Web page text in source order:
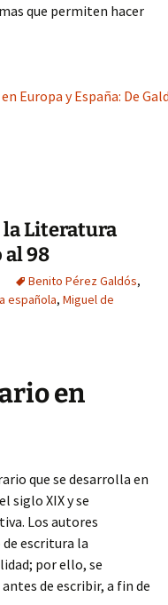
que permiten hacer
Europa y España: De
la Literatura
al 98
Benito Pérez Galdós,
española, Miguel de
en
que se desarrolla en
siglo XIX y se
Los autores
escritura la
por ello, se
de escribir, a fin de